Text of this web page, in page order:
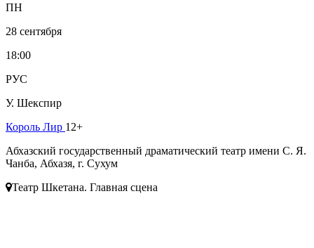
ПН
28 сентября
18:00
РУС
У. Шекспир
Король Лир 12+
Абхазский государственный драматический театр имени С. Я.
Чанба, Абхазя, г. Сухум
Театр Шкетана. Главная сцена